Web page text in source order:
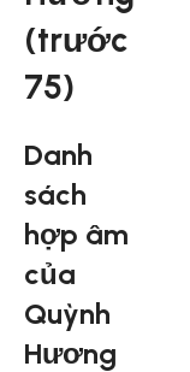
(trước
75)
Danh
sách
hợp âm
của
Quỳnh
Hương